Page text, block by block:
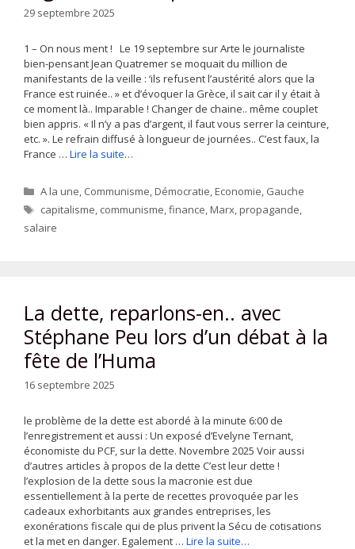
29 septembre 2025
1 – On nous ment ! Le 19 septembre sur Arte le journaliste
bien-pensant Jean Quatremer se moquait du million de
manifestants de la veille : ‘ils refusent l’austérité alors que la
France est ruinée.. » et d’évoquer la Grèce, il sait car il y était à
ce moment là.. Imparable ! Changer de chaine.. même couplet
bien appris. « Il n’y a pas d’argent, il faut vous serrer la ceinture,
etc. ». Le refrain diffusé à longueur de journées.. C’est faux, la
France … Lire la suite…
Catégories
A la une, Communisme,Démocratie,Economie, Gauche
Étiquettes
capitalisme, communisme,finance,Marx,propagande,
salaire
La dette, reparlons-en.. avec
Stéphane Peu lors d’un débat à la
fête de l’Huma
16 septembre 2025
le problème de la dette est abordé à la minute 6:00 de
l’enregistrement et aussi : Un exposé d’Evelyne Ternant,
économiste du PCF, sur la dette. Novembre 2025 Voir aussi
d’autres articles à propos de la dette C’est leur dette !
l’explosion de la dette sous la macronie est due
essentiellement à la perte de recettes provoquée par les
cadeaux exhorbitants aux grandes entreprises, les
exonérations fiscale qui de plus privent la Sécu de cotisations
et la met en danger. Egalement … Lire la suite…